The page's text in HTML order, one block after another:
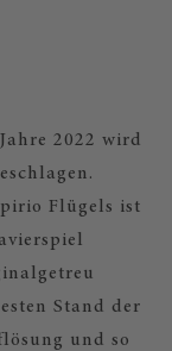
2022 wird
Flügels ist
Stand der
und so